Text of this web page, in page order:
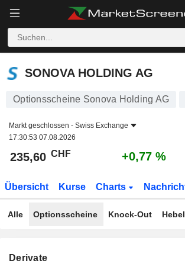
SONOVA HOLDING AG
SONOVA HOLDING AG
Optionsscheine Sonova Holding AG
Markt geschlossen - Swiss Exchange
17:30:53 07.08.2026
235,60 CHF +0,77 %
Übersicht Kurse Charts
Alle Optionsscheine Knock-Out
Derivate